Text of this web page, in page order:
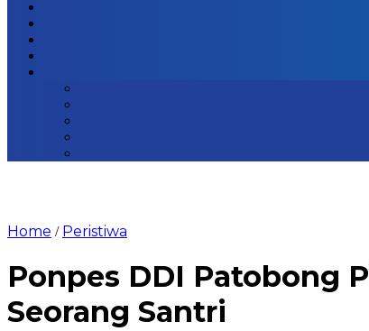
Home / Peristiwa
Ponpes DDI Patobong
Seorang Santri